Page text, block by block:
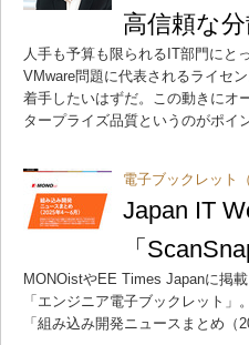
高信頼な
人手も予算も限られるIT部門にと
VMware問題に代表されるライセ
着手したいはずだ。この動きにオ
タープライズ品質というのがポイ
電子ブックレット
Japan IT
「
MONOistやEE Times Japanに掲
「エンジニア電子ブックレット
「組み込み開発ニュースまとめ（